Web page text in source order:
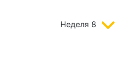
Неделя 8